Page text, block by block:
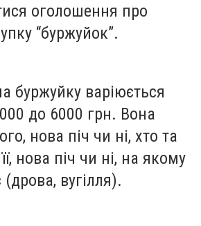
оголошення про
“буржуйок”.
буржуйку варіюється
до 6000 грн. Вона
нова піч чи ні, хто та
нова піч чи ні, на якому
вугілля).